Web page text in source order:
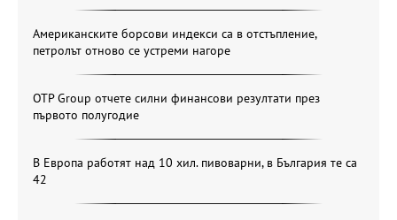
Американските борсови индекси са в отстъпление,
петролът отново се устреми нагоре
OTP Group отчете силни финансови резултати през
първото полугодие
В Европа работят над 10 хил. пивоварни, в България те са
42